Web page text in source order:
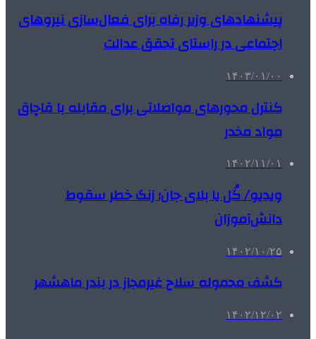
پیشنهادهای وزیر رفاه برای فعال‌سازی نیروهای
اجتماعی در راستای تحقق عدالت
۱۴۰۳/۰۱/۰۰
کنترل محورهای مواصلاتی برای مقابله با قاچاق
مواد مخدر
۱۴۰۲/۱۱/۰۱
ویدیو/ گُل یا بلای جان؛ زنگ خطر سقوط
دانش‌آموزان
۱۴۰۲/۱۰/۲۵
کشف محموله سلاح‌ غیرمجاز در بندر ماهشهر
۱۴۰۲/۱۲/۰۲